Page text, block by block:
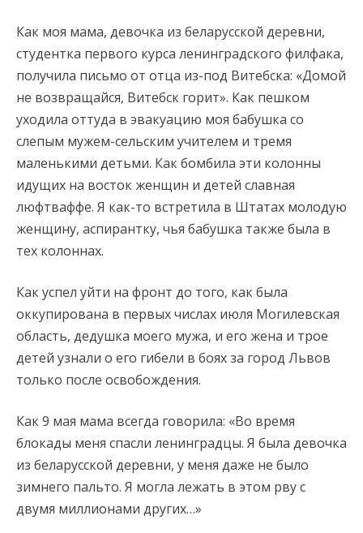
Как моя мама, девочка из беларусской деревни,
студентка первого курса ленинградского филфака,
получила письмо от отца из-под Витебска: «Домой
не возвращайся, Витебск горит». Как пешком
уходила оттуда в эвакуацию моя бабушка со
слепым мужем-сельским учителем и тремя
маленькими детьми. Как бомбила эти колонны
идущих на восток женщин и детей славная
люфтваффе. Я как-то встретила в Штатах молодую
женщину, аспирантку, чья бабушка также была в
тех колоннах.
Как успел уйти на фронт до того, как была
оккупирована в первых числах июля Могилевская
область, дедушка моего мужа, и его жена и трое
детей узнали о его гибели в боях за город Львов
только после освобождения.
Как 9 мая мама всегда говорила: «Во время
блокады меня спасли ленинградцы. Я была девочка
из беларусской деревни, у меня даже не было
зимнего пальто. Я могла лежать в этом рву с
двумя миллионами других…»